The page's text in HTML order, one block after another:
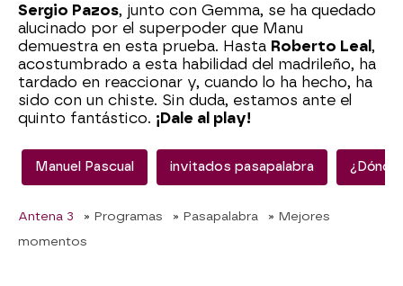
Sergio Pazos, junto con Gemma, se ha quedado
alucinado por el superpoder que Manu
demuestra en esta prueba. Hasta Roberto Leal ,
acostumbrado a esta habilidad del madrileño, ha
tardado en reaccionar y, cuando lo ha hecho, ha
sido con un chiste. Sin duda, estamos ante el
quinto fantástico. ¡Dale al play!
Manuel Pascual invitados pasapalabra
Antena 3 » Programas » Pasapalabra
» Mejores
momentos